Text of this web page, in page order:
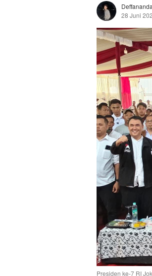
28 Juni
Presiden ke-7 RI